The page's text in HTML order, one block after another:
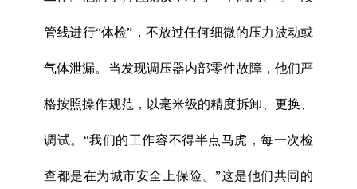
管线进行“体检”，不放过任何细微的压力波动或
气体泄漏。当发现调压器内部零件故障，他们严
格按照操作规范，以毫米级的精度拆卸、更换、
调试。“我们的工作容不得半点马虎，每一次检
查都是在为城市安全上保险。”这是他们共同的